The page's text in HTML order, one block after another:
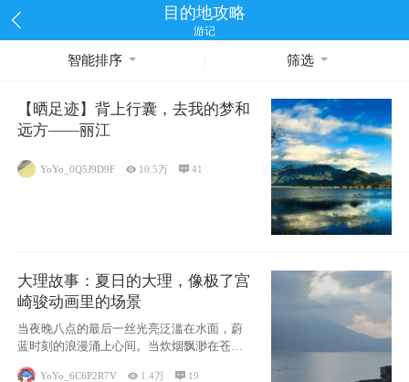
目的地攻略
游记
智能排序 筛选
【晒足迹】背上行囊，去我的梦和
远方——丽江
YoYo_0Q5J9D9F  10.5万 41
大理故事：夏日的大理，像极了宫
崎骏动画里的场景
当夜晚八点的最后一丝光亮泛滥在水面，蔚
蓝时刻的浪漫涌上心间。当炊烟飘渺在苍山
YoYo_6C6P2R7V  1.4万  19